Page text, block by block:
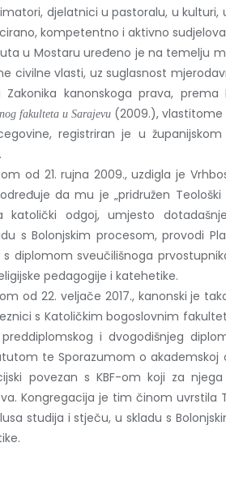
djelatnici u pastoralu, u
kompetentno i aktivno
u Mostaru uređeno je na temelju
civilne vlasti, uz suglasnost
kanonskoga prava,
fakulteta u Sarajevu (2009.), vlastitome
registriran je u
od 21. rujna 2009., uzdigla je
da mu je „pridružen
katolički odgoj, umjesto
s Bolonjskim procesom, provodi
diplomom sveučilišnoga
pedagogije i katehetike.
od 22. veljače 2017., kanonski je
s Katoličkim bogoslovnim
i dvogodišnjeg
te Sporazumom o akademskoj
povezan s KBF-om koji za
Kongregacija je tim činom uvrstila
studija i stječu, u skladu s